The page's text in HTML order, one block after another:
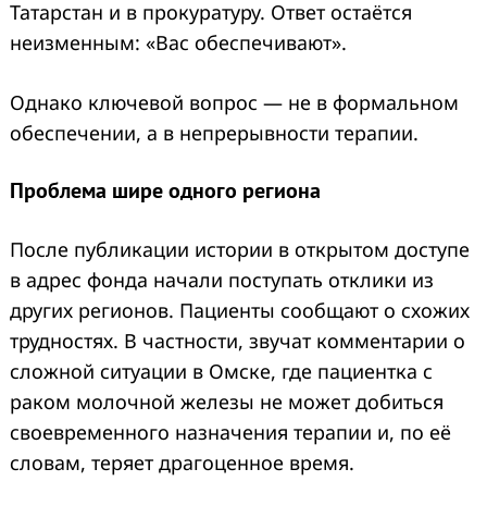
Татарстан и в прокуратуру. Ответ остаётся
неизменным: «Вас обеспечивают».
Однако ключевой вопрос — не в формальном
обеспечении, а в непрерывности терапии.
Проблема шире одного региона
После публикации истории в открытом доступе
в адрес фонда начали поступать отклики из
других регионов. Пациенты сообщают о схожих
трудностях. В частности, звучат комментарии о
сложной ситуации в Омске, где пациентка с
раком молочной железы не может добиться
своевременного назначения терапии и, по её
словам, теряет драгоценное время.